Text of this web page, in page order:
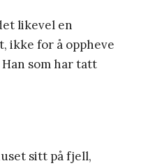
likevel en
ikke for å oppheve
Han som har tatt
sitt på fjell,